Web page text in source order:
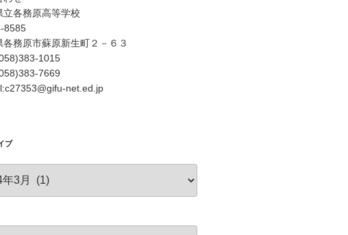
立各務原高等学校
8585
各務原市蘇原新生町２－６３
1015
7669
net.ed.jp
ブ